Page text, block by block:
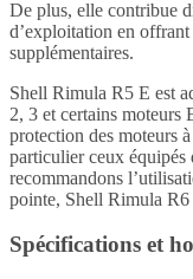
De plus, elle contribue
d’exploitation en
supplémentaires.
Shell Rimula R5 E est
2, 3 et certains moteurs
protection des moteurs
particulier ceux équipés
recommandons
pointe, Shell Rimula
Spécifications et